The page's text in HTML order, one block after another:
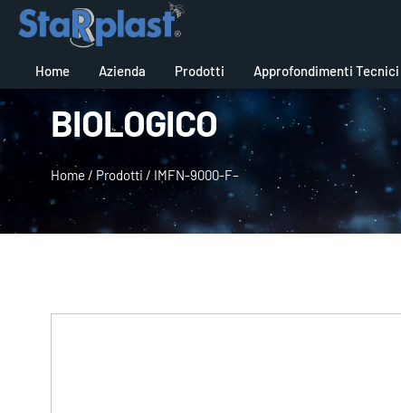
Home Azienda Prodotti Approfondimenti Tecnici
BIOLOGICO
Home / Prodotti / IMFN-9000-F–